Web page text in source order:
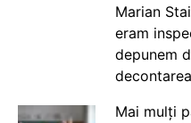
Marian
eram
depunem
Mai mulți